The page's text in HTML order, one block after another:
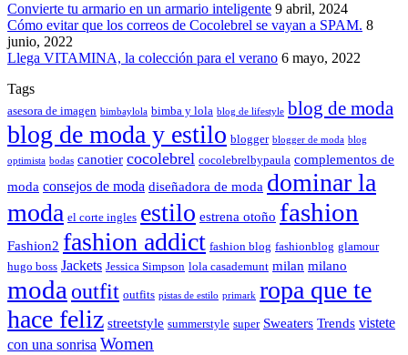
Convierte tu armario en un armario inteligente 9 abril, 2024
Cómo evitar que los correos de Cocolebrel se vayan a SPAM. 8
junio, 2022
Llega VITAMINA, la colección para el verano 6 mayo, 2022
Tags
asesora de imagen bimbaylola bimba y lola blog de lifestyle blog de moda
blog de moda y estilo blogger blogger de moda blog
optimista bodas canotier cocolebrel cocolebrelbypaula complementos de
moda consejos de moda diseñadora de moda dominar la
moda el corte ingles estilo estrena otoño fashion
Fashion2 fashion addict fashion blog fashionblog glamour
hugo boss Jackets Jessica Simpson lola casademunt milan milano
modaoutfit outfits pistas de estilo primark ropa que te
hace feliz streetstyle summerstyle super Sweaters Trends vistete
con una sonrisa Women